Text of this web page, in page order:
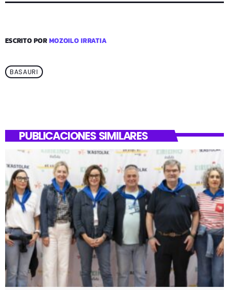
ESCRITO PORMOZOILO IRRATIA
BASAURI
PUBLICACIONES SIMILARES